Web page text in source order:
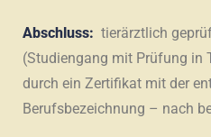
Abschluss: tierärztlich
(Studiengang mit Prüfung in
durch ein Zertifikat mit der
Berufsbezeichnung – nach